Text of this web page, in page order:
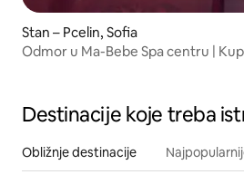
Stan – Pcelin, Sofia
Odmor u Ma-Bebe Spa centru |
Destinacije koje treba
Obližnje destinacije